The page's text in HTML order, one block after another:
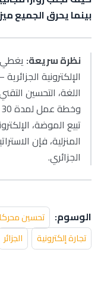
بينما يحرق الجميع
نظرة سريعة: يغطي
الإلكترونية
اللغة، التحسين
تبيع الموضة،
المنزلية، فإن
الجزائري.
الوسوم: تحسين
تجارة إلكترونية
الجزائر